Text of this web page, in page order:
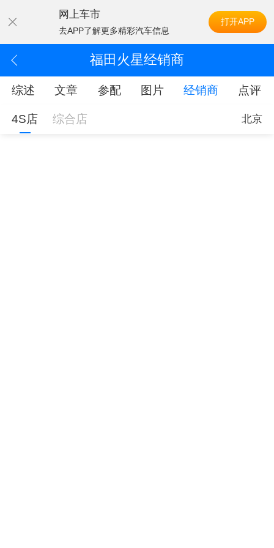
网上车市
去APP了解更多精彩汽车信息
打开APP
福田火星经销商
综述 文章 参配 图片 经销商 点评
4S店 综合店 北京